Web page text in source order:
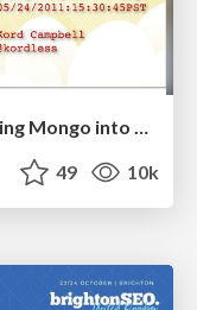
Visualizing Your Data: Incorporating Mongo into Loggly Infrastructure
49 10k